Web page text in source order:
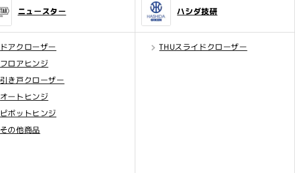
ニュースター
ドアクローザー
フロアヒンジ
引き戸クローザー
オートヒンジ
ピボットヒンジ
その他商品
ハシダ技研
THUスライドクローザー